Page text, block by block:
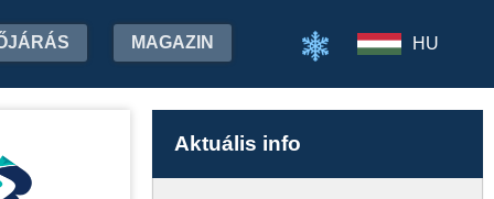
MAGAZIN HU
Aktuális info